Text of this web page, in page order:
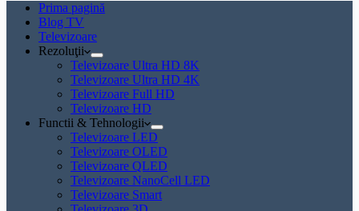
Prima pagină
Blog TV
Televizoare
Rezoluţii
Televizoare Ultra HD 8K
Televizoare Ultra HD 4K
Televizoare Full HD
Televizoare HD
Functii & Tehnologii
Televizoare LED
Televizoare OLED
Televizoare QLED
Televizoare NanoCell LED
Televizoare Smart